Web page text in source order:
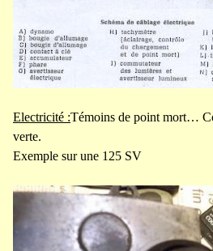
Electricité :Témoins de point mort…
verte.
Exemple sur une 125 SV